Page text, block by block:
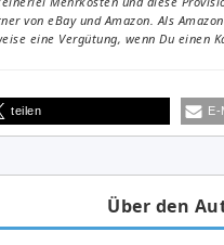
von eBay und Amazon. Als
eine Vergütung, wenn Du einen
teilen E-
Über den